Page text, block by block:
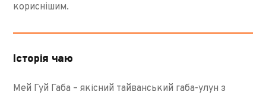
кориснішим.
Історія чаю
Мей Гуй Габа – якісний тайванський габа-улун з